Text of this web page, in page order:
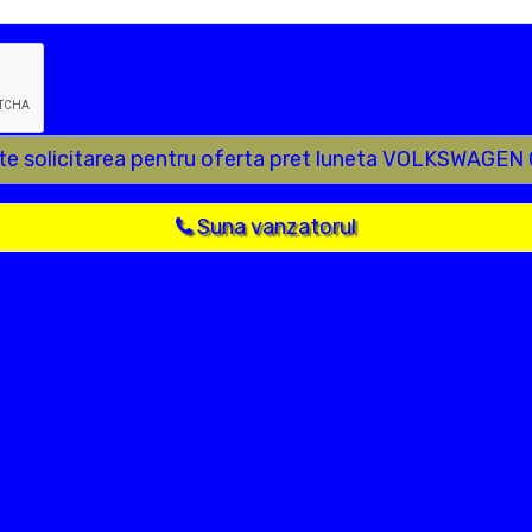
solicitarea pentru oferta pret luneta VOLKSWAGEN
Suna vanzatorul